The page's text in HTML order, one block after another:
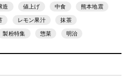
造 値上げ 中食 熊本地震
レモン果汁 抹茶
製粉特集 惣菜 明治